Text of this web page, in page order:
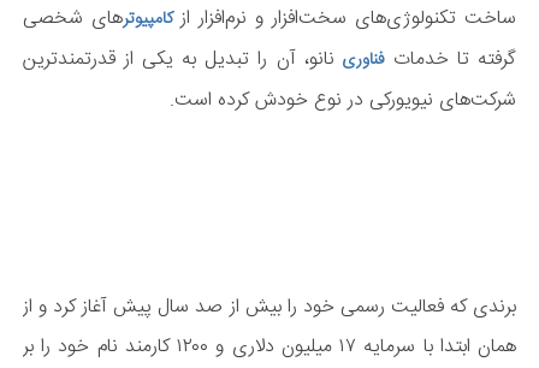
ساخت تکنولوژی‌های سخت‌افزار و نرم‌افزار ازکامپیوترهای شخصی
گرفته تا خدماتفناوری نانو، آن را تبدیل به یکی از قدرتمندترین
شرکت‌های نیویورکی در نوع خودش کرده است.
برندی که فعالیت رسمی خود را بیش از صد سال پیش آغاز کرد و از
همان ابتدا با سرمایه ۱۷ میلیون دلاری و ۱۲۰۰ کارمند نام خود را بر